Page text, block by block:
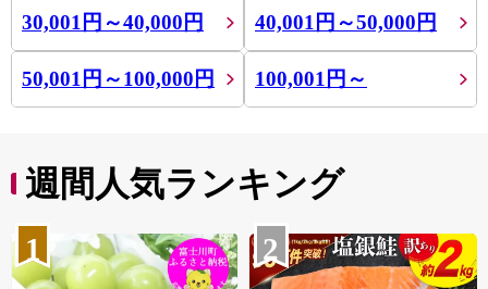
30,001円～40,000円 40,001円～50,000円
50,001円～100,000円 100,001円～
週間人気ランキング
1 2